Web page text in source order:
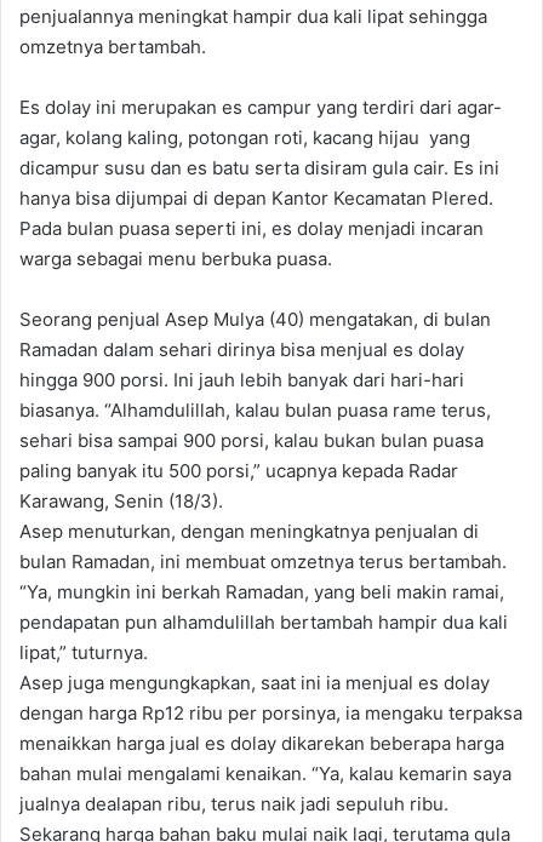
penjualannya meningkat hampir dua kali lipat sehingga
omzetnya bertambah.
Es dolay ini merupakan es campur yang terdiri dari agar-
agar, kolang kaling, potongan roti, kacang hijau yang
dicampur susu dan es batu serta disiram gula cair. Es ini
hanya bisa dijumpai di depan Kantor Kecamatan Plered.
Pada bulan puasa seperti ini, es dolay menjadi incaran
warga sebagai menu berbuka puasa.
Seorang penjual Asep Mulya (40) mengatakan, di bulan
Ramadan dalam sehari dirinya bisa menjual es dolay
hingga 900 porsi. Ini jauh lebih banyak dari hari-hari
biasanya. “Alhamdulillah, kalau bulan puasa rame terus,
sehari bisa sampai 900 porsi, kalau bukan bulan puasa
paling banyak itu 500 porsi,” ucapnya kepada Radar
Karawang, Senin (18/3).
Asep menuturkan, dengan meningkatnya penjualan di
bulan Ramadan, ini membuat omzetnya terus bertambah.
“Ya, mungkin ini berkah Ramadan, yang beli makin ramai,
pendapatan pun alhamdulillah bertambah hampir dua kali
lipat,” tuturnya.
Asep juga mengungkapkan, saat ini ia menjual es dolay
dengan harga Rp12 ribu per porsinya, ia mengaku terpaksa
menaikkan harga jual es dolay dikarekan beberapa harga
bahan mulai mengalami kenaikan. “Ya, kalau kemarin saya
jualnya dealapan ribu, terus naik jadi sepuluh ribu.
Sekarang harga bahan baku mulai naik lagi, terutama gula